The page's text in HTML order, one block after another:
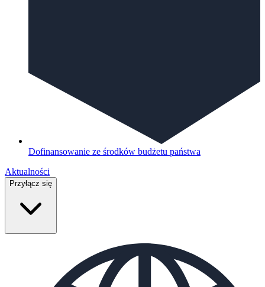
Dofinansowanie ze środków budżetu państwa
Aktualności
Przyłącz się